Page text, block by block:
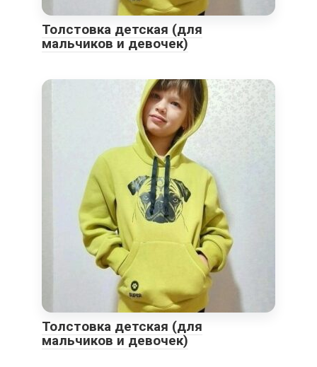
Толстовка детская (для
мальчиков и девочек)
Толстовка детская (для
мальчиков и девочек)